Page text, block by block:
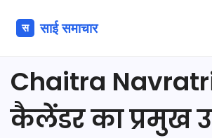
Chaitra
कैलेंडर का प्रमुख